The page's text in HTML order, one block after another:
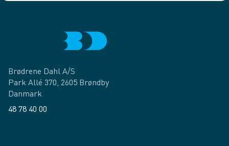
Brødrene Dahl A/S
Park Allé 370, 2605 Brøndby
Danmark
48 78 40 00